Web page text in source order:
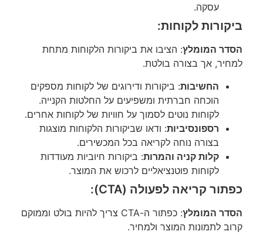
עסקה.
ביקורות לקוחות:
הסדר המומלץ: הציבו את ביקורות הלקוחות מתחת
למחיר, אך בצורה בולטת.
החשיבות: ביקורות ודירוגים של לקוחות מספקים
הוכחה חברתית ומשפיעים על החלטות הקנייה.
לקוחות נוטים לסמוך על חוויות של לקוחות אחרים.
רספונסיביות: ודאו שביקורות הלקוחות מוצגות
בצורה נוחה לקריאה בכל המכשירים.
קלות קניה והמרות: ביקורות חיוביות מעודדות
לקוחות פוטנציאליים לרכוש את המוצר.
כפתור קריאה לפעולה (CTA):
הסדר המומלץ
: כפתור ה-CTA צריך להיות בולט וממוקם
קרוב לתמונות המוצר ולמחיר.